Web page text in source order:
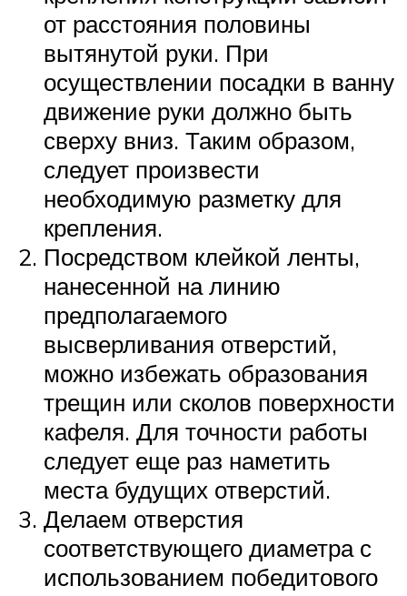
от расстояния половины
вытянутой руки. При
осуществлении посадки в ванну
движение руки должно быть
сверху вниз. Таким образом,
следует произвести
необходимую разметку для
крепления.
Посредством клейкой ленты,
нанесенной на линию
предполагаемого
высверливания отверстий,
можно избежать образования
трещин или сколов поверхности
кафеля. Для точности работы
следует еще раз наметить
места будущих отверстий.
Делаем отверстия
соответствующего диаметра с
использованием победитового